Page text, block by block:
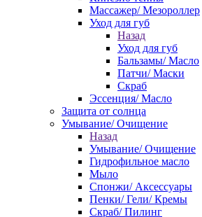
Массажер/ Мезороллер
Уход для губ
Назад
Уход для губ
Бальзамы/ Масло
Патчи/ Маски
Скраб
Эссенция/ Масло
Защита от солнца
Умывание/ Очищение
Назад
Умывание/ Очищение
Гидрофильное масло
Мыло
Спонжи/ Аксессуары
Пенки/ Гели/ Кремы
Скраб/ Пилинг